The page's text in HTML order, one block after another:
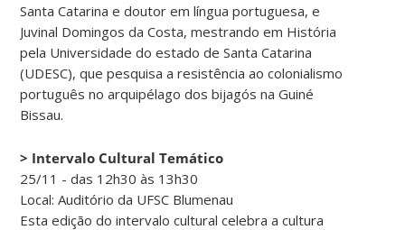
Santa Catarina e doutor em língua portuguesa, e
Juvinal Domingos da Costa, mestrando em História
pela Universidade do estado de Santa Catarina
(UDESC), que pesquisa a resistência ao colonialismo
português no arquipélago dos bijagós na Guiné
Bissau.
> Intervalo Cultural Temático
25/11 - das 12h30 às 13h30
Local: Auditório da UFSC Blumenau
Esta edição do intervalo cultural celebra a cultura